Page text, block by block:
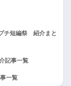
チ短編祭 紹介まと
記事一覧
一覧